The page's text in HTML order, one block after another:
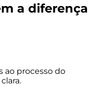
a diferença
ao processo do